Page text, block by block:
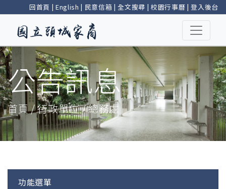
回首頁 | English | 民意信箱 |全文搜尋 | 校園行事曆 |登入後台
公告訊息
首頁 / 行政單位 / 總務處
功能選單